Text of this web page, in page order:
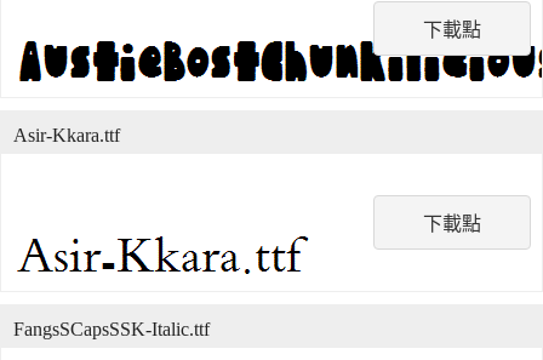
下載點
下載點
Asir-Kkara.ttf
FangsSCapsSSK-Italic.ttf